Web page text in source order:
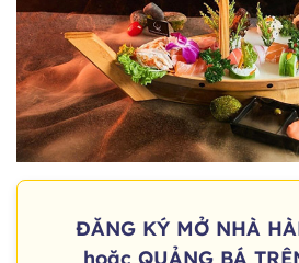
ĐĂNG KÝ MỞ NHÀ